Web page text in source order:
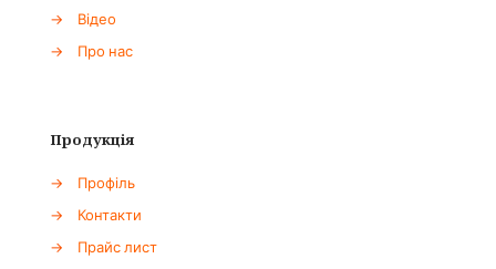
→
Відео
→
Про нас
Продукція
→
Профіль
→
Контакти
→
Прайс лист